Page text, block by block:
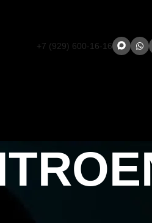
+7 (929) 600-16-16